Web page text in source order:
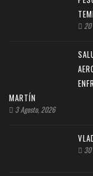
20
MARTÍN
3 Agosto, 2026
30